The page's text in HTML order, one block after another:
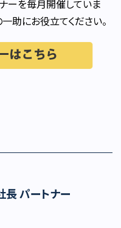
ーを毎月開催していま
助にお役立てください。
パートナー